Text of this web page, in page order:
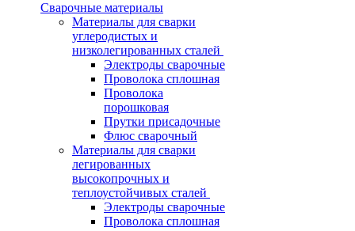
Сварочные материалы
Материалы для сварки
углеродистых и
низколегированных сталей
Электроды сварочные
Проволока сплошная
Проволока
порошковая
Прутки присадочные
Флюс сварочный
Материалы для сварки
легированных
высокопрочных и
теплоустойчивых сталей
Электроды сварочные
Проволока сплошная